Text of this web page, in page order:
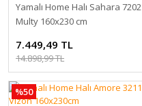
Yamalı Home Halı Sahara 7202
Multy 160x230 cm
7.449,49 TL
14.898,99 TL
%50